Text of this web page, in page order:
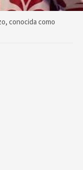
conocida como